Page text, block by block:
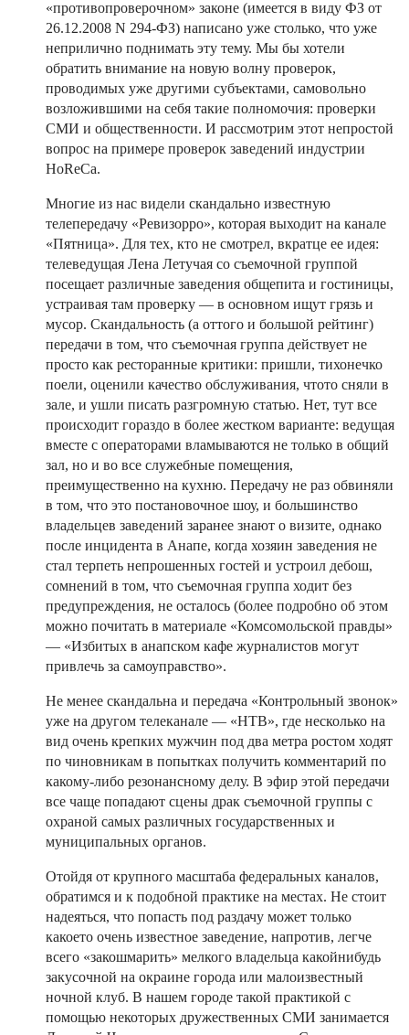
«противопроверочном» законе (имеется в виду ФЗ от
26.12.2008 N 294-ФЗ) написано уже столько, что уже
неприлично поднимать эту тему. Мы бы хотели
обратить внимание на новую волну проверок,
проводимых уже другими субъектами, самовольно
возложившими на себя такие полномочия: проверки
СМИ и общественности. И рассмотрим этот непростой
вопрос на примере проверок заведений индустрии
HoReCa.
Многие из нас видели скандально известную
телепередачу «Ревизорро», которая выходит на канале
«Пятница». Для тех, кто не смотрел, вкратце ее идея:
телеведущая Лена Летучая со съемочной группой
посещает различные заведения общепита и гостиницы,
устраивая там проверку — в основном ищут грязь и
мусор. Скандальность (а оттого и большой рейтинг)
передачи в том, что съемочная группа действует не
просто как ресторанные критики: пришли, тихонечко
поели, оценили качество обслуживания, чтото сняли в
зале, и ушли писать разгромную статью. Нет, тут все
происходит гораздо в более жестком варианте: ведущая
вместе с операторами вламываются не только в общий
зал, но и во все служебные помещения,
преимущественно на кухню. Передачу не раз обвиняли
в том, что это постановочное шоу, и большинство
владельцев заведений заранее знают о визите, однако
после инцидента в Анапе, когда хозяин заведения не
стал терпеть непрошенных гостей и устроил дебош,
сомнений в том, что съемочная группа ходит без
предупреждения, не осталось (более подробно об этом
можно почитать в материале «Комсомольской правды»
— «Избитых в анапском кафе журналистов могут
привлечь за самоуправство».
Не менее скандальна и передача «Контрольный звонок»
уже на другом телеканале — «НТВ», где несколько на
вид очень крепких мужчин под два метра ростом ходят
по чиновникам в попытках получить комментарий по
какому-либо резонансному делу. В эфир этой передачи
все чаще попадают сцены драк съемочной группы с
охраной самых различных государственных и
муниципальных органов.
Отойдя от крупного масштаба федеральных каналов,
обратимся и к подобной практике на местах. Не стоит
надеяться, что попасть под раздачу может только
какоето очень известное заведение, напротив, легче
всего «закошмарить» мелкого владельца какойнибудь
закусочной на окраине города или малоизвестный
ночной клуб. В нашем городе такой практикой с
помощью некоторых дружественных СМИ занимается